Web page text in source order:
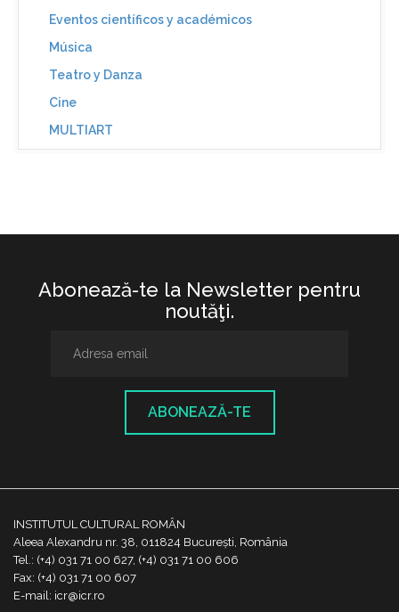
Eventos científicos y académicos
Música
Teatro y Danza
Cine
MULTIART
Abonează-te la Newsletter pentru
noutăţi.
ABONEAZĂ-TE
INSTITUTUL CULTURAL ROMÂN
Aleea Alexandru nr. 38, 011824 București, România
Tel.: (+4) 031 71 00 627, (+4) 031 71 00 606
Fax: (+4) 031 71 00 607
E-mail: icr@icr.ro